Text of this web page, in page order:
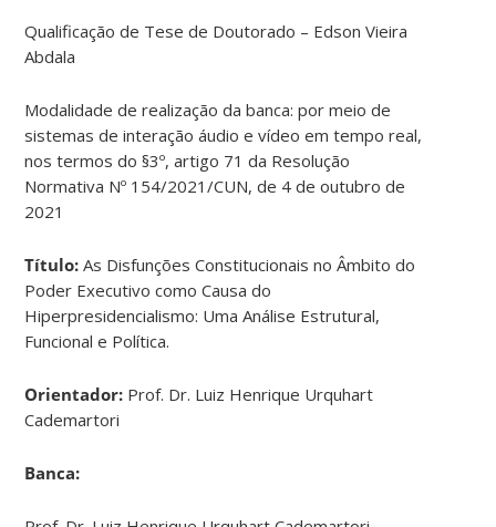
Qualificação de Tese de Doutorado – Edson Vieira
Abdala
Modalidade de realização da banca: por meio de
sistemas de interação áudio e vídeo em tempo real,
nos termos do §3º, artigo 71 da Resolução
Normativa Nº 154/2021/CUN, de 4 de outubro de
2021
Título:As Disfunções Constitucionais no Âmbito do
Poder Executivo como Causa do
Hiperpresidencialismo: Uma Análise Estrutural,
Funcional e Política.
Orientador: Prof. Dr. Luiz Henrique Urquhart
Cademartori
Banca: